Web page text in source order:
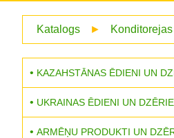
Katalogs ►
KAZAHSTĀNAS ĒDIENI UN
UKRAINAS ĒDIENI UN
ARMĒŅU PRODUKTI UN